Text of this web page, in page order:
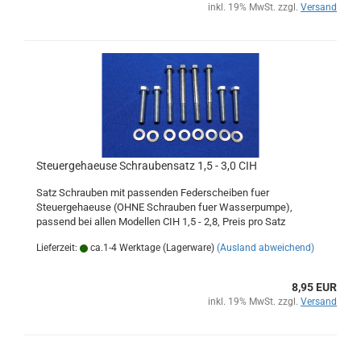
inkl. 19% MwSt. zzgl. Versand
Steuergehaeuse Schraubensatz 1,5 - 3,0 CIH
Satz Schrauben mit passenden Federscheiben fuer
Steuergehaeuse (OHNE Schrauben fuer Wasserpumpe),
passend bei allen Modellen CIH 1,5 - 2,8, Preis pro Satz
Lieferzeit: ca.1-4 Werktage (Lagerware) (Ausland abweichend)
8,95 EUR
inkl. 19% MwSt. zzgl. Versand